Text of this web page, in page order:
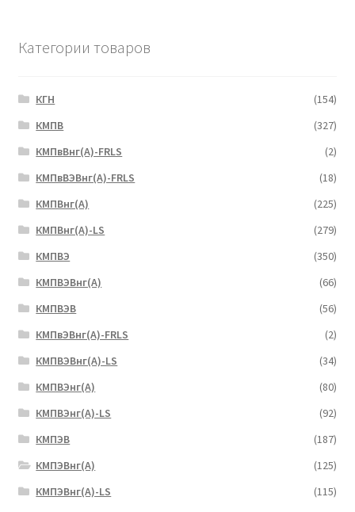
Категории товаров
КГН
(154)
КМПВ
(327)
КМПвВнг(А)-FRLS
(2)
КМПвВЭВнг(А)-FRLS
(18)
КМПВнг(А)
(225)
КМПВнг(А)-LS
(279)
КМПВЭ
(350)
КМПВЭBнг(А)
(66)
КМПВЭВ
(56)
КМПвЭВнг(А)-FRLS
(2)
КМПВЭВнг(А)-LS
(34)
КМПВЭнг(А)
(80)
КМПВЭнг(А)-LS
(92)
КМПЭВ
(187)
КМПЭВнг(А)
(125)
КМПЭВнг(А)-LS
(115)